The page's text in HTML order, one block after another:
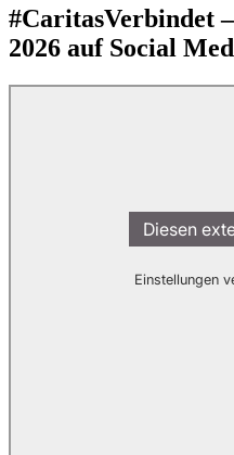
#CaritasVerbindet
2026 auf Social